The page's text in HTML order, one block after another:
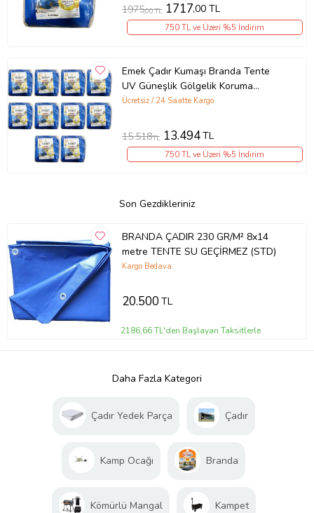
1975,00 TL 1717,00 TL
750 TL ve Üzeri %5 İndirim
Emek Çadır Kumaşı Branda Tente
UV Güneşlik Gölgelik Koruma
Yağmur Su Geçirmez - 4x4 Metre -
Ücretsiz / 24 Saatte Kargo
15.518TL 13.494TL
750 TL ve Üzeri %5 İndirim
Son Gezdikleriniz
BRANDA ÇADIR 230 GR/M² 8x14
metre TENTE SU GEÇİRMEZ (STD)
Kargo Bedava
20.500TL
2186,66 TL'den Başlayan Taksitlerle
Daha Fazla Kategori
Çadır Yedek Parça Çadır
Kamp Ocağı Branda
Kömürlü Mangal Kampet